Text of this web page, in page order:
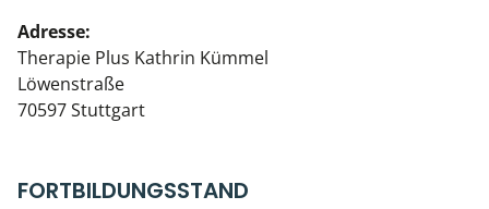
Adresse:
Therapie Plus Kathrin Kümmel
Löwenstraße
70597 Stuttgart
FORTBILDUNGSSTAND
Viszerale Osteopathie
Klinische & Praktische Kurse
Live Online-Kurse
Wissenswertes
Soziales Engagement